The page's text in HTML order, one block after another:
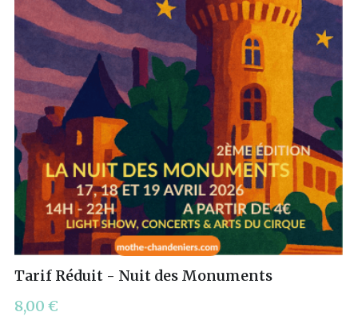
Tarif Réduit - Nuit des Monuments
8,00 €